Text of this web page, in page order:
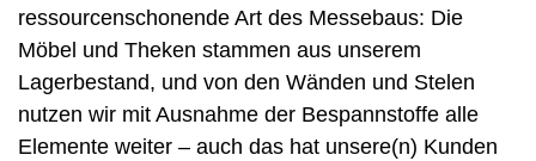
ressourcenschonende Art des Messebaus: Die
Möbel und Theken stammen aus unserem
Lagerbestand, und von den Wänden und Stelen
nutzen wir mit Ausnahme der Bespannstoffe alle
Elemente weiter – auch das hat unsere(n) Kunden